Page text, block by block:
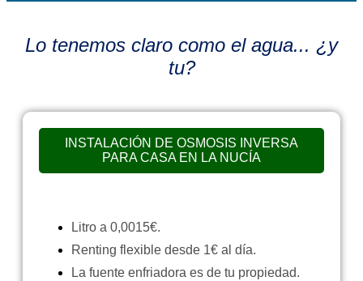
Lo tenemos claro como el agua... ¿y
tu?
INSTALACIÓN DE OSMOSIS INVERSA
PARA CASA EN LA NUCÍA
Litro a 0,0015€.
Renting flexible desde 1€ al día.
La fuente enfriadora es de tu propiedad.